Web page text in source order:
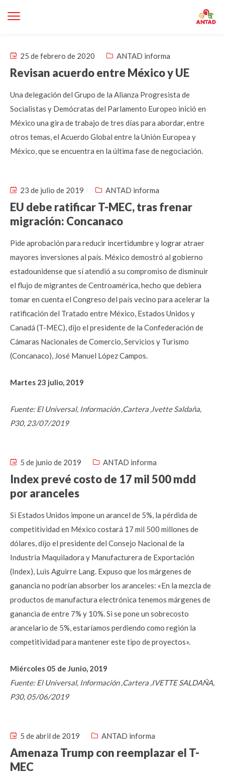
25 de febrero de 2020 ANTAD informa
Revisan acuerdo entre México y UE
Una delegación del Grupo de la Alianza Progresista de
Socialistas y Demócratas del Parlamento Europeo inició en
México una gira de trabajo de tres días para abordar, entre
otros temas, el Acuerdo Global entre la Unión Europea y
México, que se encuentra en la última fase de negociación.
23 de julio de 2019 ANTAD informa
EU debe ratificar T-MEC, tras frenar
migración: Concanaco
Pide aprobación para reducir incertidumbre y lograr atraer
mayores inversiones al país. México demostró al gobierno
estadounidense que sí atendió a su compromiso de disminuir
el flujo de migrantes de Centroamérica, hecho que debiera
tomar en cuenta el Congreso del país vecino para acelerar la
ratificación del Tratado entre México, Estados Unidos y
Canadá (T-MEC), dijo el presidente de la Confederación de
Cámaras Nacionales de Comercio, Servicios y Turismo
(Concanaco), José Manuel López Campos.
Martes 23 julio, 2019
Fuente: El Universal, Información ,Cartera ,Ivette Saldaña,
P30, 23/07/2019
5 de junio de 2019 ANTAD informa
Index prevé costo de 17 mil 500 mdd
por aranceles
Si Estados Unidos impone un arancel de 5%, la pérdida de
competitividad en México costará 17 mil 500 millones de
dólares, dijo el presidente del Consejo Nacional de la
Industria Maquiladora y Manufacturera de Exportación
(Index), Luis Aguirre Lang. Expuso que los márgenes de
ganancia no podrían absorber los aranceles: «En la mezcla de
productos de manufactura electrónica tenemos márgenes de
ganancia de entre 7% y 10%. Si se pone un sobrecosto
arancelario de 5%, estaríamos perdiendo como región la
competitividad para mantener este tipo de proyectos».
Miércoles 05 de Junio, 2019
Fuente: El Universal, Información ,Cartera ,IVETTE SALDAÑA,
P30, 05/06/2019
5 de abril de 2019 ANTAD informa
Amenaza Trump con reemplazar el T-
MEC